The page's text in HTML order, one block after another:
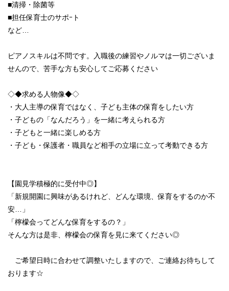
■清掃・除菌等
■担任保育士のサポｰト
など…
ピアノスキルは不問です。入職後の練習やノルマは一切ございま
せんので、苦手な方も安心してご応募ください
◇◆求める人物像◆◇
・大人主導の保育ではなく、子ども主体の保育をしたい方
・子どもの「なんだろう」を一緒に考えられる方
・子どもと一緒に楽しめる方
・子ども・保護者・職員など相手の立場に立って考動できる方
【園見学積極的に受付中◎】
「新規開園に興味があるけれど、どんな環境、保育をするのか不
安…」
「檸檬会ってどんな保育をするの？」
そんな方は是非、檸檬会の保育を見に来てください◎
ご希望日時に合わせて調整いたしますので、ご連絡お待ちして
おります☆